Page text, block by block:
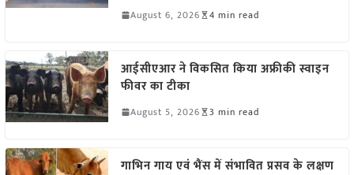
August 6, 2026 4 min read
आईसीएआर ने विकसित किया अफ्रीकी स्वाइन
फीवर का टीका
August 5, 2026 3 min read
गाभिन गाय एवं भैंस में संभावित प्रसव के लक्षण